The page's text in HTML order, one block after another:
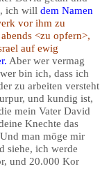
ich willdem Namen
vor ihm zu
<zu opfern>,
auf ewig
Aber wer vermag
bin ich, dass ich
zu arbeiten versteht
und kundig ist,
mein Vater David
Knechte das
man möge mir
siehe, ich werde
und 20.000 Kor